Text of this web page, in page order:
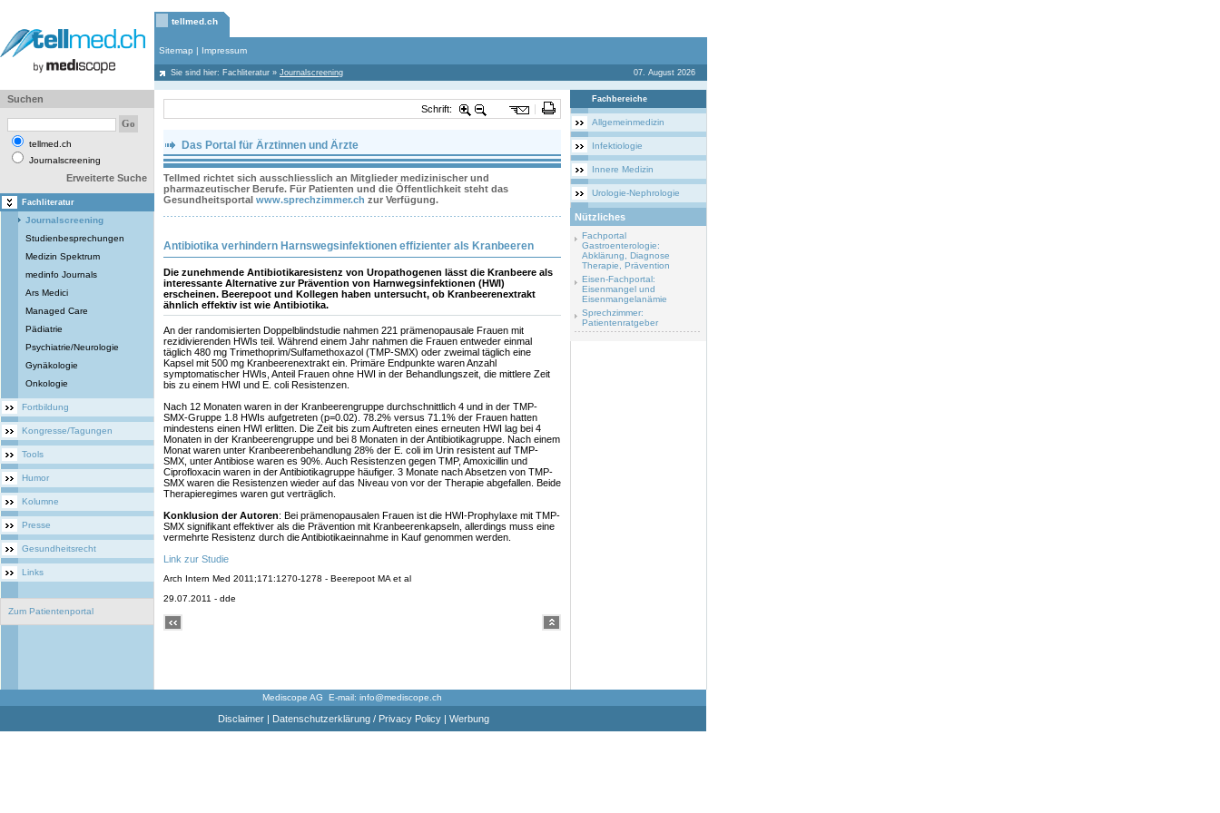
tellmed.ch
Sitemap | Impressum
Sie sind hier: Fachliteratur » Journalscreening 07. August 2026
Suchen
tellmed.ch
Journalscreening
Erweiterte Suche
Fachliteratur
Journalscreening
Studienbesprechungen
Medizin Spektrum
medinfo Journals
Ars Medici
Managed Care
Pädiatrie
Psychiatrie/Neurologie
Gynäkologie
Onkologie
Fortbildung
Kongresse/Tagungen
Tools
Humor
Kolumne
Presse
Gesundheitsrecht
Links
Zum Patientenportal
Schrift:
Das Portal für Ärztinnen und Ärzte
Tellmed richtet sich ausschliesslich an Mitglieder medizinischer und
pharmazeutischer Berufe. Für Patienten und die Öffentlichkeit steht das
Gesundheitsportal www.sprechzimmer.ch zur Verfügung.
Antibiotika verhindern Harnswegsinfektionen effizienter als Kranbeeren
Die zunehmende Antibiotikaresistenz von Uropathogenen lässt die Kranbeere als
interessante Alternative zur Prävention von Harnwegsinfektionen (HWI)
erscheinen. Beerepoot und Kollegen haben untersucht, ob Kranbeerenextrakt
ähnlich effektiv ist wie Antibiotika.
An der randomisierten Doppelblindstudie nahmen 221 prämenopausale Frauen mit
rezidivierenden HWIs teil. Während einem Jahr nahmen die Frauen entweder einmal
täglich 480 mg Trimethoprim/Sulfamethoxazol (TMP-SMX) oder zweimal täglich eine
Kapsel mit 500 mg Kranbeerenextrakt ein. Primäre Endpunkte waren Anzahl
symptomatischer HWIs, Anteil Frauen ohne HWI in der Behandlungszeit, die mittlere Zeit
bis zu einem HWI und E. coli Resistenzen.
Nach 12 Monaten waren in der Kranbeerengruppe durchschnittlich 4 und in der TMP-
SMX-Gruppe 1.8 HWIs aufgetreten (p=0.02). 78.2% versus 71.1% der Frauen hatten
mindestens einen HWI erlitten. Die Zeit bis zum Auftreten eines erneuten HWI lag bei 4
Monaten in der Kranbeerengruppe und bei 8 Monaten in der Antibiotikagruppe. Nach einem
Monat waren unter Kranbeerenbehandlung 28% der E. coli im Urin resistent auf TMP-
SMX, unter Antibiose waren es 90%. Auch Resistenzen gegen TMP, Amoxicillin und
Ciprofloxacin waren in der Antibiotikagruppe häufiger. 3 Monate nach Absetzen von TMP-
SMX waren die Resistenzen wieder auf das Niveau von vor der Therapie abgefallen. Beide
Therapieregimes waren gut verträglich.
Konklusion der Autoren: Bei prämenopausalen Frauen ist die HWI-Prophylaxe mit TMP-
SMX signifikant effektiver als die Prävention mit Kranbeerenkapseln, allerdings muss eine
vermehrte Resistenz durch die Antibiotikaeinnahme in Kauf genommen werden.
Link zur Studie
Arch Intern Med 2011;171:1270-1278 - Beerepoot MA et al
29.07.2011 - dde
Fachbereiche
Allgemeinmedizin
Infektiologie
Innere Medizin
Urologie-Nephrologie
Nützliches
Fachportal
Gastroenterologie:
Abklärung, Diagnose
Therapie, Prävention
Eisen-Fachportal:
Eisenmangel und
Eisenmangelanämie
Sprechzimmer:
Patientenratgeber
Mediscope AG E-mail: info@mediscope.ch
Disclaimer| Datenschutzerklärung / Privacy Policy| Werbung